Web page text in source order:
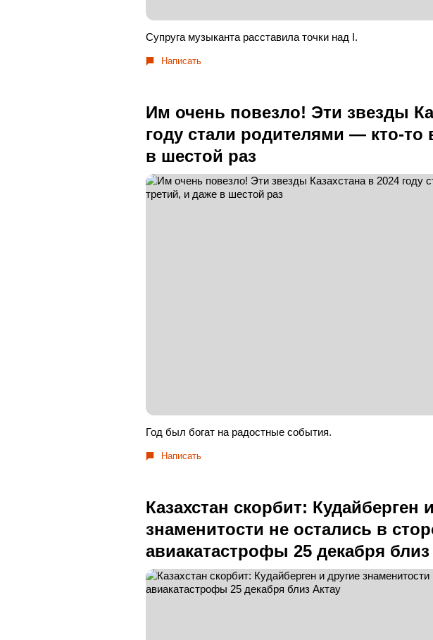
Супруга музыканта расставила точки над I.
Написать
Им очень повезло! Эти звезды
году стали родителями — кто-то
в шестой раз
Год был богат на радостные события.
Написать
Казахстан скорбит: Кудайберген
знаменитости не остались в
авиакатастрофы 25 декабря близ